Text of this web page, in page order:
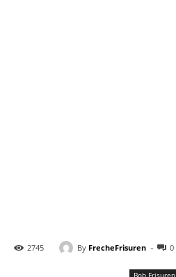
2745 By FrecheFrisuren - 0
Bob Frisuren